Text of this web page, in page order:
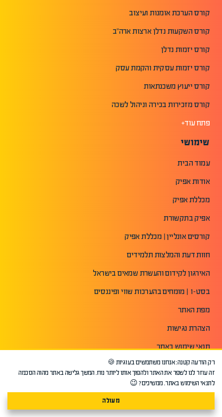
קורס הערכת אומנות ועיצוב
קורס השקעות נדלן ארצות ארה"ב
קורס יזמות נדלן
קורס יזמות עסקית והקמת עסק
קורס ייעוץ משכנתאות
קורס מזכירות בכירה וניהול לשכה
פתח עוד+
שימושי
עמוד הבית
אודות אפיק
מכללת אפיק
אפיק בתקשורת
קורסים אונליין | מכללת אפיק
חוות דעת והמלצות תלמידים
האירגון לקידום והעשרת שמאים בישראל
בסט-1 | מומחים בהערכות שווי ופיננסים
מפת האתר
הצהרת נגישות
תנאי שימוש באתר
מדיניות פרטיות
רק הודעה קטנה: אנחנו משתמשים בעוגיות 🍪
זה עוזר לנו לשפר את האתר ולהפוך אותו ליותר נוח. המשך גלישה באתר מהוה הסכמה
לתנאי השימוש באתר. ממשיכים? 😉
מעולה